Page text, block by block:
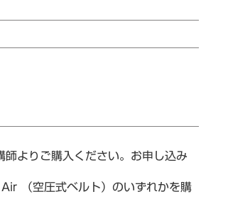
よりご購入ください。お申し込み
（空圧式ベルト）のいずれかを購